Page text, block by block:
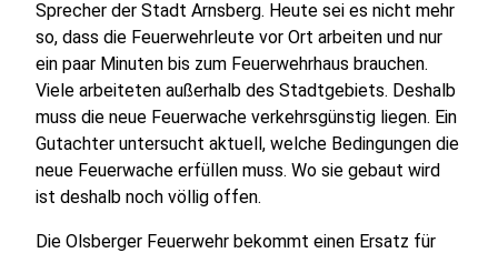
Sprecher der Stadt Arnsberg. Heute sei es nicht mehr
so, dass die Feuerwehrleute vor Ort arbeiten und nur
ein paar Minuten bis zum Feuerwehrhaus brauchen.
Viele arbeiteten außerhalb des Stadtgebiets. Deshalb
muss die neue Feuerwache verkehrsgünstig liegen. Ein
Gutachter untersucht aktuell, welche Bedingungen die
neue Feuerwache erfüllen muss. Wo sie gebaut wird
ist deshalb noch völlig offen.
Die Olsberger Feuerwehr bekommt einen Ersatz für